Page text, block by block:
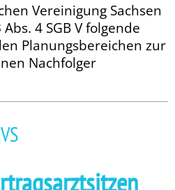
Vereinigung Sachsen
4 SGB V folgende
Planungsbereichen zur
Nachfolger